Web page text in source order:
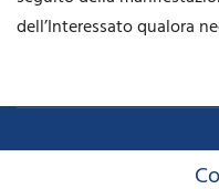
dell’Interessato qualora